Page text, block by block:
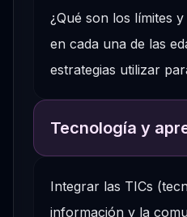
¿Qué son los límites
en cada una de las
estrategias utilizar
Tecnología y
Integrar las TICs
información y la